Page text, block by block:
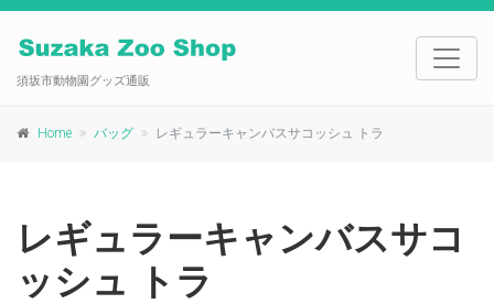
須坂市動物園グッズ通販
Home バッグ レギュラーキャンバスサコッシュ トラ
レギュラーキャンバスサコ
ッシュ トラ